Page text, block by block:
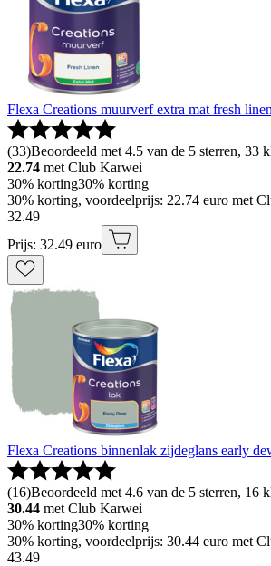
Flexa Creations muurverf extra mat fresh
(33)Beoordeeld met 4.5 van de 5 sterren, 33
22.74 met Club Karwei
30% korting30% korting
30% korting, voordeelprijs: 22.74 euro met
32.49
Prijs: 32.49 euro
Flexa Creations binnenlak zijdeglans early
(16)Beoordeeld met 4.6 van de 5 sterren, 16
30.44 met Club Karwei
30% korting30% korting
30% korting, voordeelprijs: 30.44 euro met
43.49